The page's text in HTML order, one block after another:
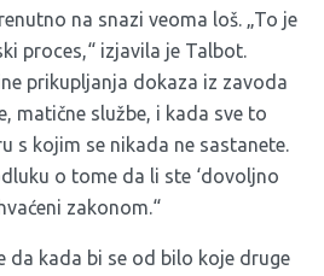
na snazi veoma loš. „To je
proces,“ izjavila je Talbot.
prikupljanja dokaza iz zavoda
matične službe, i kada sve to
s kojim se nikada ne sastanete.
o tome da li ste ‘dovoljno
zakonom.“
da kada bi se od bilo koje druge